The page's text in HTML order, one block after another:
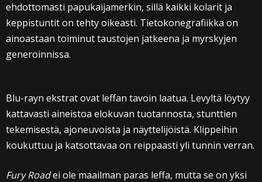
ehdottomasti papukaijamerkin, sillä kaikki kolarit ja
keppistuntit on tehty oikeasti. Tietokonegrafiikka on
ainoastaan toiminut taustojen jatkeena ja myrskyjen
generoinnissa.
Blu-rayn ekstrat ovat leffan tavoin laatua. Levyltä löytyy
kattavasti aineistoa elokuvan tuotannosta, stunttien
tekemisestä, ajoneuvoista ja näyttelijöistä. Klippeihin
koukuttuu ja katsottavaa on reippaasti yli tunnin verran.
Fury Roadei ole maailman paras leffa, mutta se on yksi